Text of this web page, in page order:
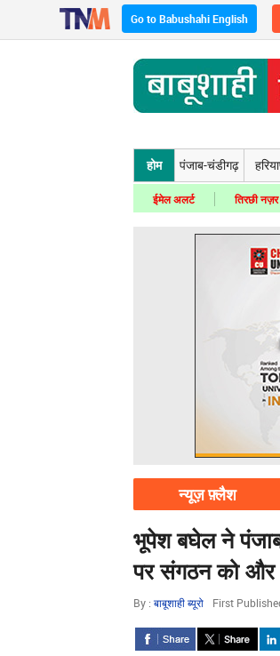
Go to Babushahi English
होम पंजाब-चंडीगढ़
ईमेल अलर्ट तिरछी नज़र
न्यूज़ फ़्लैश
Himachal BJP : Jairam Thakur :
भूपेश बघेल ने पंजाब
पर संगठन को और
By : बाबूशाही ब्यूरो First